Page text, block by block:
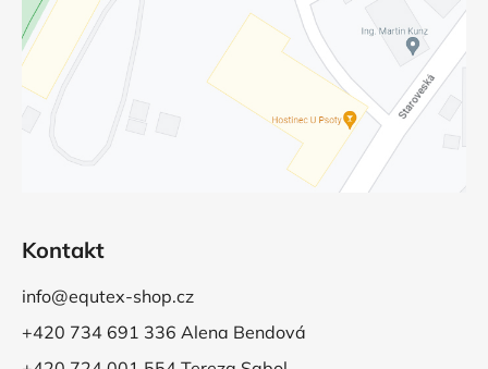
Kontakt
info@equtex-shop.cz
+420 734 691 336 Alena Bendová